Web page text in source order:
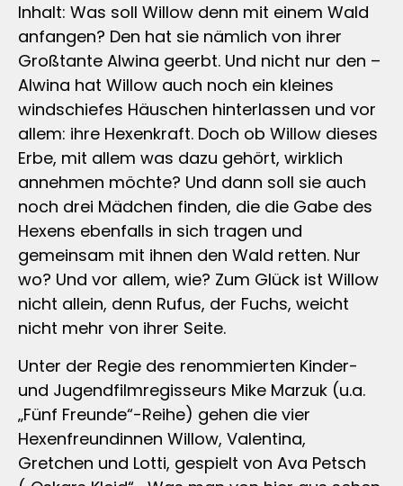
Inhalt: Was soll Willow denn mit einem Wald
anfangen? Den hat sie nämlich von ihrer
Großtante Alwina geerbt. Und nicht nur den –
Alwina hat Willow auch noch ein kleines
windschiefes Häuschen hinterlassen und vor
allem: ihre Hexenkraft. Doch ob Willow dieses
Erbe, mit allem was dazu gehört, wirklich
annehmen möchte? Und dann soll sie auch
noch drei Mädchen finden, die die Gabe des
Hexens ebenfalls in sich tragen und
gemeinsam mit ihnen den Wald retten. Nur
wo? Und vor allem, wie? Zum Glück ist Willow
nicht allein, denn Rufus, der Fuchs, weicht
nicht mehr von ihrer Seite.
Unter der Regie des renommierten Kinder-
und Jugendfilmregisseurs Mike Marzuk (u.a.
„Fünf Freunde“-Reihe) gehen die vier
Hexenfreundinnen Willow, Valentina,
Gretchen und Lotti, gespielt von Ava Petsch